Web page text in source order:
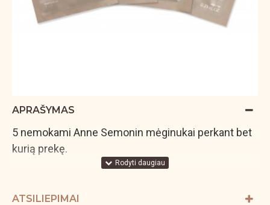
APRAŠYMAS
5 nemokami Anne Semonin mėginukai perkant bet
kurią prekę.
ATSILIEPIMAI